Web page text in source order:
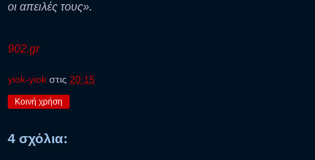
οι απειλές τους».
902.gr
yiok-yiok στις 20:15
Κοινή χρήση
4 σχόλια: